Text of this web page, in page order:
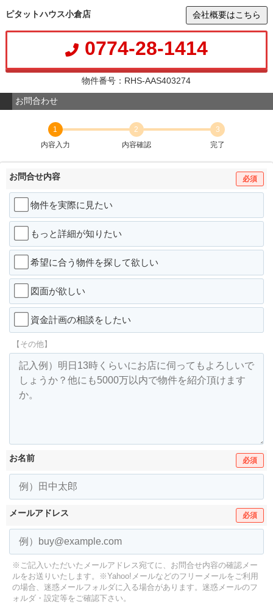
ピタットハウス小倉店 会社概要はこちら
0774-28-1414
物件番号：RHS-AAS403274
お問合わせ
1
内容入力
2
内容確認
3
完了
お問合せ内容 必須
物件を実際に見たい
もっと詳細が知りたい
希望に合う物件を探して欲しい
図面が欲しい
資金計画の相談をしたい
【その他】
お名前 必須
メールアドレス 必須
※ご記入いただいたメールアドレス宛てに、お問合せ内容の確認メー
ルをお送りいたします。
※Yahoo!メールなどのフリーメールをご利用
の場合、迷惑メールフォルダに入る場合があります。 迷惑メールのフ
ォルダ・設定等をご確認下さい。